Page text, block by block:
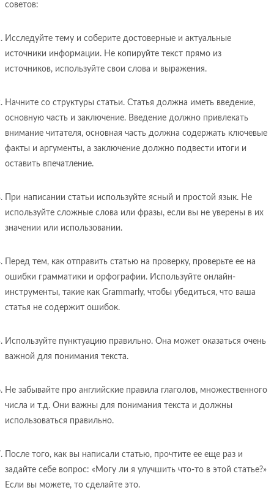
советов:
Исследуйте тему и соберите достоверные и актуальные
источники информации. Не копируйте текст прямо из
источников, используйте свои слова и выражения.
Начните со структуры статьи. Статья должна иметь введение,
основную часть и заключение. Введение должно привлекать
внимание читателя, основная часть должна содержать ключевые
факты и аргументы, а заключение должно подвести итоги и
оставить впечатление.
При написании статьи используйте ясный и простой язык. Не
используйте сложные слова или фразы, если вы не уверены в их
значении или использовании.
Перед тем, как отправить статью на проверку, проверьте ее на
ошибки грамматики и орфографии. Используйте онлайн-
инструменты, такие как Grammarly, чтобы убедиться, что ваша
статья не содержит ошибок.
Используйте пунктуацию правильно. Она может оказаться очень
важной для понимания текста.
Не забывайте про английские правила глаголов, множественного
числа и т.д. Они важны для понимания текста и должны
использоваться правильно.
После того, как вы написали статью, прочтите ее еще раз и
задайте себе вопрос: «Могу ли я улучшить что-то в этой статье?»
Если вы можете, то сделайте это.